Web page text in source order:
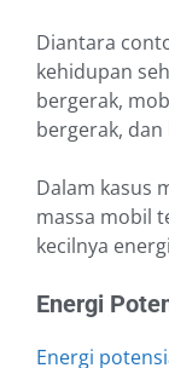
Diantara
kehidupan
bergerak,
bergerak, dan
Dalam kasus
massa mobil
kecilnya
Energi
Energi